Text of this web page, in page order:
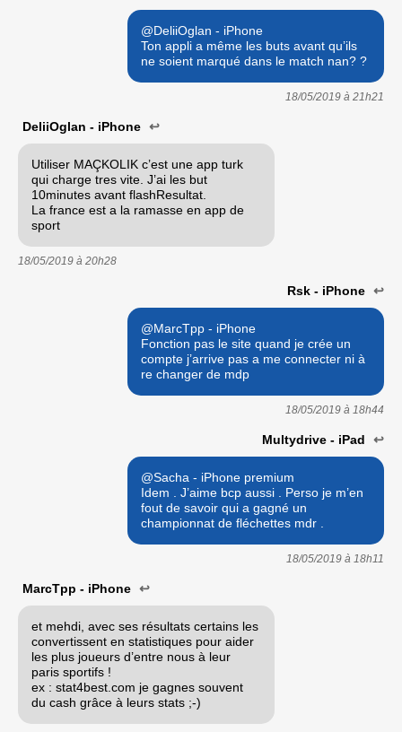
@DeliiOglan - iPhone
Ton appli a même les buts avant qu’ils
ne soient marqué dans le match nan? ?
18/05/2019 à 21h21
DeliiOglan - iPhone ↩
Utiliser MAÇKOLIK c’est une app turk
qui charge tres vite. J’ai les but
10minutes avant flashResultat.
La france est a la ramasse en app de
sport
18/05/2019 à 20h28
Rsk - iPhone ↩
@MarcTpp - iPhone
Fonction pas le site quand je crée un
compte j’arrive pas a me connecter ni à
re changer de mdp
18/05/2019 à 18h44
Multydrive - iPad ↩
@Sacha - iPhone premium
Idem . J’aime bcp aussi . Perso je m’en
fout de savoir qui a gagné un
championnat de fléchettes mdr .
18/05/2019 à 18h11
MarcTpp - iPhone ↩
et mehdi, avec ses résultats certains les
convertissent en statistiques pour aider
les plus joueurs d’entre nous à leur
paris sportifs !
ex : stat4best.com je gagnes souvent
du cash grâce à leurs stats ;-)